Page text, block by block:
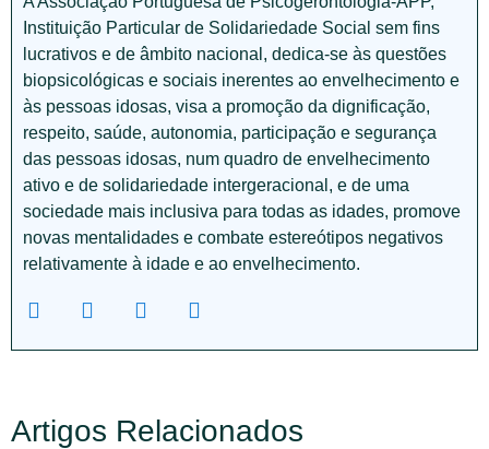
Instituição Particular de Solidariedade Social sem fins
lucrativos e de âmbito nacional, dedica-se às questões
biopsicológicas e sociais inerentes ao envelhecimento e
às pessoas idosas, visa a promoção da dignificação,
respeito, saúde, autonomia, participação e segurança
das pessoas idosas, num quadro de envelhecimento
ativo e de solidariedade intergeracional, e de uma
sociedade mais inclusiva para todas as idades, promove
novas mentalidades e combate estereótipos negativos
relativamente à idade e ao envelhecimento.
Artigos Relacionados